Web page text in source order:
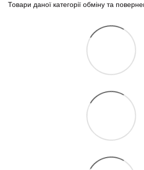
Товари даної категорії обміну та